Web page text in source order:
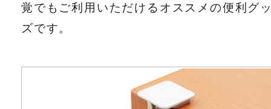
覚でもご利用いただけるオススメの便利グ
ズです。